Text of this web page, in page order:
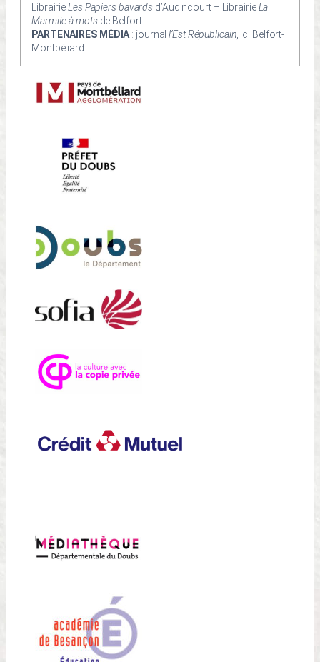
LibrairieLes Papiers bavards d’Audincourt – LibrairieLa
Marmite à motsde Belfort.
PARTENAIRES MÉDIA : journall’Est Républicain, Ici Belfort-
Montbéliard.